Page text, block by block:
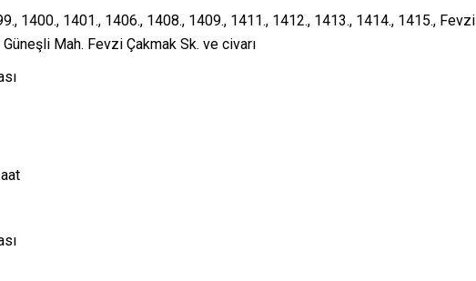
1400., 1401., 1406., 1408., 1409., 1411., 1412., 1413., 1414., 1415., Fevzi
Mah. Fevzi Çakmak Sk. ve civarı